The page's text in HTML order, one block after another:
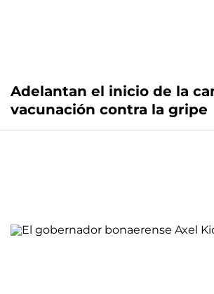
Adelantan el inicio de la
vacunación contra la gripe